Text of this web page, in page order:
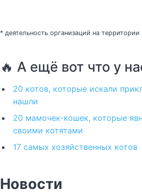
* деятельность организаций на
🔥 А ещё вот что у
20 котов, которые искали
нашли
20 мамочек-кошек, которые
своими котятами
17 самых хозяйственных котов
Новости